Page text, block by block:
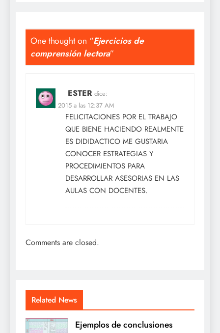
One thought on “Ejercicios de
comprensión lectora”
ESTER dice:
Oct 28, 2015 a las 12:37 AM
FELICITACIONES POR EL TRABAJO
QUE BIENE HACIENDO REALMENTE
ES DIDIDACTICO ME GUSTARIA
CONOCER ESTRATEGIAS Y
PROCEDIMIENTOS PARA
DESARROLLAR ASESORIAS EN LAS
AULAS CON DOCENTES.
Comments are closed.
Related News
Ejemplos de conclusiones